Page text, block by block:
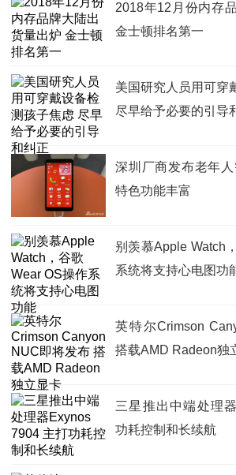
2018年12月份内存
金士顿排名第一
美国研究人员用可穿
尽早给予必要的引导
深圳厂商发布老年
特色功能丰富
别羡慕Apple Watch
系统将支持心电图功
英特尔Crimson
搭载AMD Radeon独
三星推出中端处理
功耗控制和长续航